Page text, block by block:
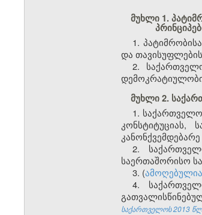
მუხლი 1.
1.
და
2.
მუხლი 2.
1.
კონსტიტუციას,
2.
საერთაშორისო
3. (ამოღებულია
4.
საქართველოს 2013